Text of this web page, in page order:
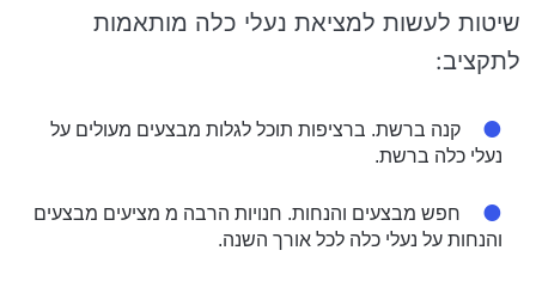
שיטות לעשות למציאת נעלי כלה מותאמות
לתקציב:
קנה ברשת. ברציפות תוכל לגלות מבצעים מעולים על
נעלי כלה ברשת.
חפש מבצעים והנחות. חנויות הרבה מ מציעים מבצעים
והנחות על נעלי כלה לכל אורך השנה.